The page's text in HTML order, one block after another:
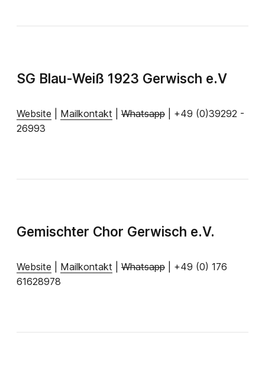
SG Blau-Weiß 1923 Gerwisch e.V
Website Mailkontakt Whatsapp | +49 (0)39292 -
26993
Gemischter Chor Gerwisch e.V.
Website Mailkontakt Whatsapp | +49 (0) 176
61628978